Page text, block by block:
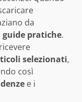
da
guide pratiche.
selezionati,
così
e i